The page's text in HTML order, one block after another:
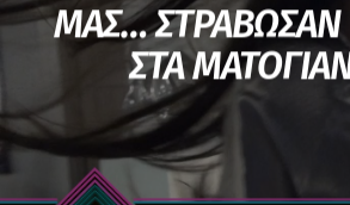
ΜΑΣ… ΣΤΡΑΒΩΣΑΝ
ΣΤΑ